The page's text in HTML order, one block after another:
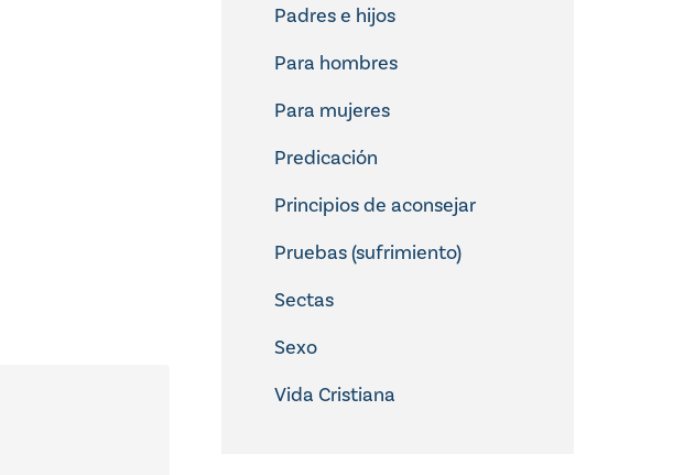
Padres e hijos
Para hombres
Para mujeres
Predicación
Principios de aconsejar
Pruebas (sufrimiento)
Sectas
Sexo
Vida Cristiana